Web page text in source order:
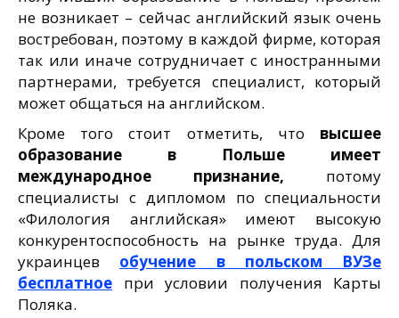
не возникает – сейчас английский язык очень
востребован, поэтому в каждой фирме, которая
так или иначе сотрудничает с иностранными
партнерами, требуется специалист, который
может общаться на английском.
Кроме того стоит отметить, что высшее
образование в Польше
имеет
международное признание, потому
специалисты с дипломом по специальности
«Филология английская» имеют высокую
конкурентоспособность на рынке труда. Для
украинцев обучение в польском ВУЗе
бесплатное при условии получения Карты
Поляка.